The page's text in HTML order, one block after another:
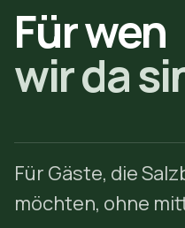
Für wen
wir da
Für Gäste, die
möchten, ohne